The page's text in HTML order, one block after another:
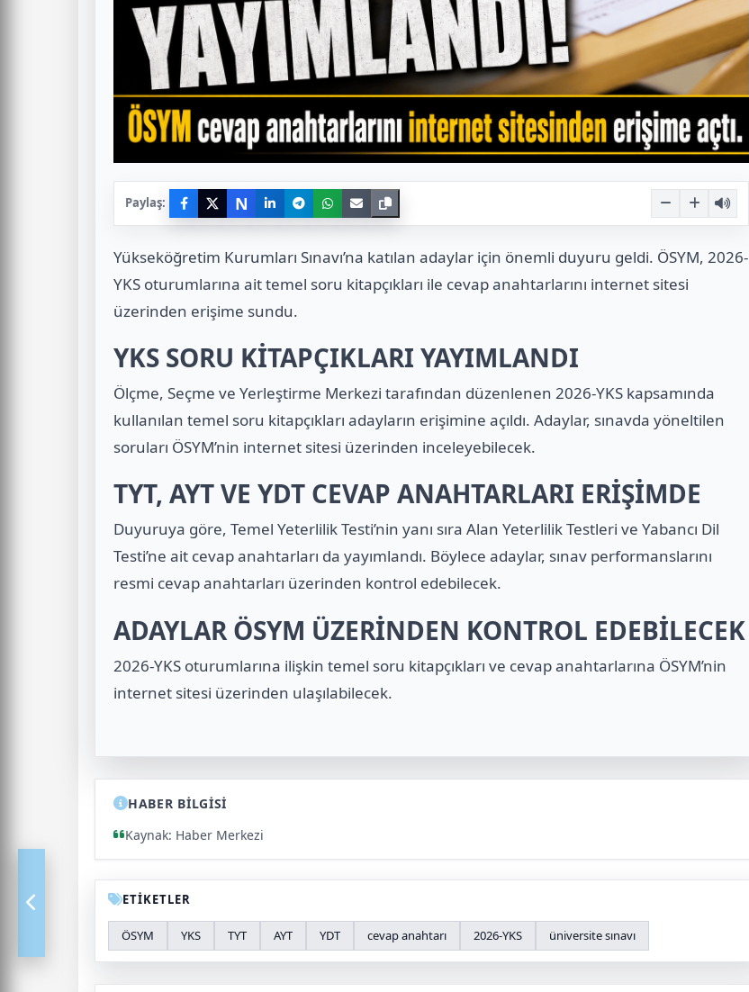
Paylaş: N
Yükseköğretim Kurumları Sınavı’na katılan adaylar için önemli duyuru geldi. ÖSYM, 2026-
YKS oturumlarına ait temel soru kitapçıkları ile cevap anahtarlarını internet sitesi
üzerinden erişime sundu.
YKS SORU KİTAPÇIKLARI YAYIMLANDI
Ölçme, Seçme ve Yerleştirme Merkezi tarafından düzenlenen 2026-YKS kapsamında
kullanılan temel soru kitapçıkları adayların erişimine açıldı. Adaylar, sınavda yöneltilen
soruları ÖSYM’nin internet sitesi üzerinden inceleyebilecek.
TYT, AYT VE YDT CEVAP ANAHTARLARI ERİŞİMDE
Duyuruya göre, Temel Yeterlilik Testi’nin yanı sıra Alan Yeterlilik Testleri ve Yabancı Dil
Testi’ne ait cevap anahtarları da yayımlandı. Böylece adaylar, sınav performanslarını
resmi cevap anahtarları üzerinden kontrol edebilecek.
ADAYLAR ÖSYM ÜZERİNDEN KONTROL EDEBİLECEK
2026-YKS oturumlarına ilişkin temel soru kitapçıkları ve cevap anahtarlarına ÖSYM’nin
internet sitesi üzerinden ulaşılabilecek.
HABER BİLGİSİ
Kaynak: Haber Merkezi
ETİKETLER
ÖSYM YKS TYT AYT YDT cevap anahtarı 2026-YKS üniversite sınavı